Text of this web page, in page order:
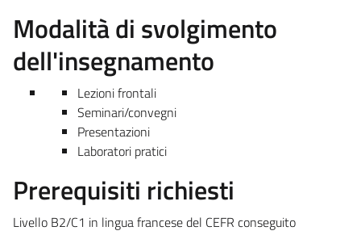
Modalità di svolgimento
dell'insegnamento
Lezioni frontali
Seminari/convegni
Presentazioni
Laboratori pratici
Prerequisiti richiesti
Livello B2/C1 in lingua francese del CEFR conseguito